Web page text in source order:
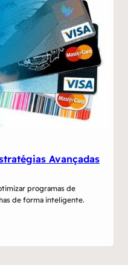
Avançadas
programas de
de forma inteligente.